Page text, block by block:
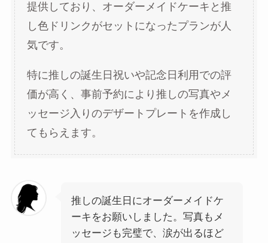
提供しており、オーダーメイドケーキと推
し色ドリンクがセットになったプランが人
気です。
特に推しの誕生日祝いや記念日利用での評
価が高く、事前予約により推しの写真やメ
ッセージ入りのデザートプレートを作成し
てもらえます。
推しの誕生日にオーダーメイドケ
ーキをお願いしました。写真もメ
ッセージも完璧で、涙が出るほど